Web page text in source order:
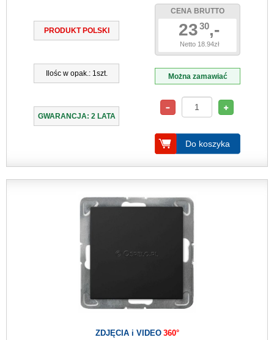
PRODUKT POLSKI
Ilośc w opak.: 1szt.
GWARANCJA: 2 LATA
CENA BRUTTO
2330,-
Netto 18.94zł
Można zamawiać
Do koszyka
ZDJĘCIA i VIDEO 360°